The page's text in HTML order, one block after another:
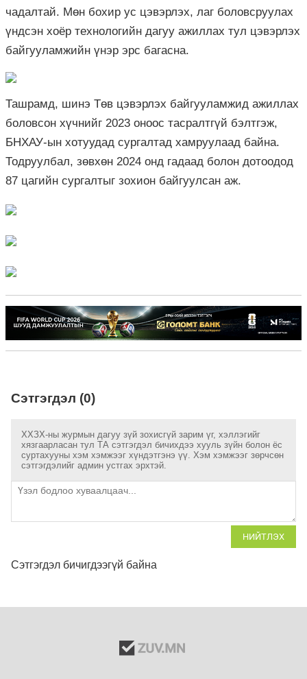
чадалтай. Мөн бохир ус цэвэрлэх, лаг боловсруулах
үндсэн хоёр технологийн дагуу ажиллах тул цэвэрлэх
байгууламжийн үнэр эрс багасна.
Ташрамд, шинэ Төв цэвэрлэх байгууламжид ажиллах
боловсон хүчнийг 2023 оноос тасралтгүй бэлтгэж,
БНХАУ-ын хотуудад сургалтад хамруулаад байна.
Тодруулбал, зөвхөн 2024 онд гадаад болон дотоодод
87 цагийн сургалтыг зохион байгуулсан аж.
Сэтгэгдэл (0)
ХХЗХ-ны журмын дагуу зүй зохисгүй зарим үг, хэллэгийг
хязгаарласан тул ТА сэтгэгдэл бичихдээ хууль зүйн болон ёс
суртахууны хэм хэмжээг хүндэтгэнэ үү. Хэм хэмжээг зөрчсөн
сэтгэгдэлийг админ устгах эрхтэй.
НИЙТЛЭХ
Сэтгэгдэл бичигдээгүй байна